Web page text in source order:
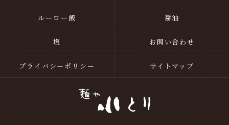
ルーロー飯 醤油
塩 お問い合わせ
プライバシーポリシー サイトマップ